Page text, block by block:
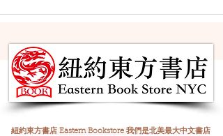
紐約東方書店 Eastern Bookstore 我們是北美最大中文書店